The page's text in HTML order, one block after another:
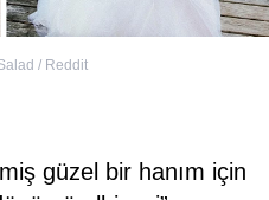
/ Reddit
güzel bir hanım için